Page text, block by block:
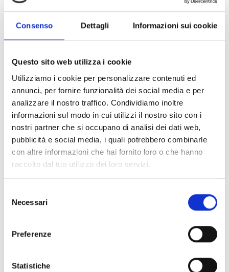
Consenso Dettagli Informazioni sui cookie
Questo sito web utilizza i cookie
Utilizziamo i cookie per personalizzare contenuti ed
annunci, per fornire funzionalità dei social media e per
analizzare il nostro traffico. Condividiamo inoltre
informazioni sul modo in cui utilizzi il nostro sito con i
nostri partner che si occupano di analisi dei dati web,
pubblicità e social media, i quali potrebbero combinarle
con altre informazioni che hai fornito loro o che hanno
raccolto dal tuo utilizzo dei loro servizi.
delNecessari
Preferenze
Statistiche
Accesorios bases EB00 - Materiales(47)
Accesorios para la prueba de detectores - Materiales
Accesorios para detectores Enea - Materiales (35)
Accesorios Senseware
Accesorios de la serie Industrial (17)
Seleccionar todo
Inicia sesión antes de descargar los contenidos con el
iconolock
BUSCAR
BORRAR FILTROS